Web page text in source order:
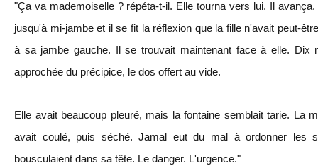
"Ça va mademoiselle ? répéta-t-il. Elle tourna vers lui. Il
jusqu'à mi-jambe et il se fit la réflexion que la fille n'avait peut-
à sa jambe gauche. Il se trouvait maintenant face à elle. Dix
approchée du précipice, le dos offert au vide.
Elle avait beaucoup pleuré, mais la fontaine semblait tarie. La
avait coulé, puis séché. Jamal eut du mal à ordonner les
bousculaient dans sa tête. Le danger. L'urgence."